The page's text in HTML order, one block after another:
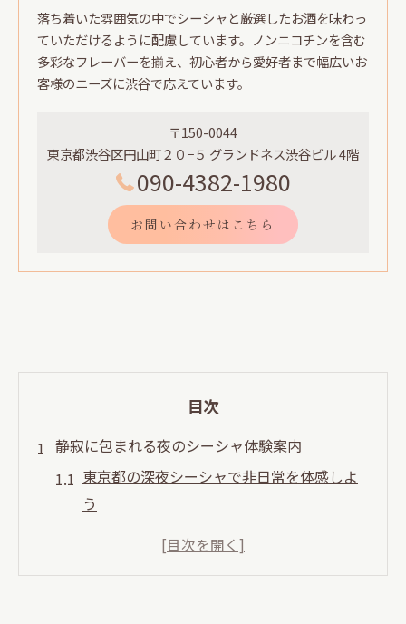
落ち着いた雰囲気の中でシーシャと厳選したお酒を味わっ
ていただけるように配慮しています。ノンニコチンを含む
多彩なフレーバーを揃え、初心者から愛好者まで幅広いお
客様のニーズに渋谷で応えています。
〒150-0044
東京都渋谷区円山町２０−５ グランドネス渋谷ビル 4階
090-4382-1980
お問い合わせはこちら
目次
静寂に包まれる夜のシーシャ体験案内
東京都の深夜シーシャで非日常を体感しよ
う
恵比寿・中目黒の隠れ家シーシャ空間とは